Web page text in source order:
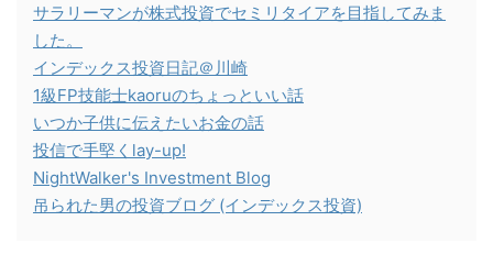
サラリーマンが株式投資でセミリタイアを目指してみま
した。
インデックス投資日記＠川崎
1級FP技能士kaoruのちょっといい話
いつか子供に伝えたいお金の話
投信で手堅くlay-up!
NightWalker's Investment Blog
吊られた男の投資ブログ (インデックス投資)